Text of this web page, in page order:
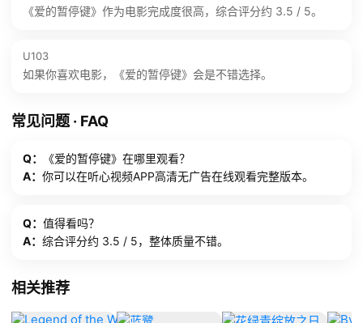
《爱的暂停键》作为电影完成度很高，综合评分约 3.5 / 5。
U103
如果你喜欢电影，《爱的暂停键》会是不错选择。
常见问题 · FAQ
Q：
《爱的暂停键》在哪里观看？
A： 你可以在听心视频APP高清无广告在线观看完整版本。
Q： 值得看吗？
A： 综合评分约 3.5 / 5，整体质量不错。
相关推荐